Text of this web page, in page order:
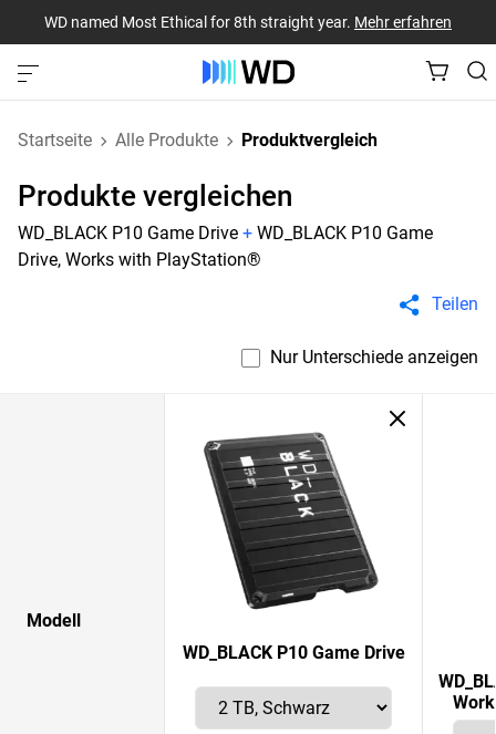
WD named Most Ethical for 8th straight year. Mehr erfahren
Startseite Alle Produkte Produktvergleich
Produkte vergleichen
WD_BLACK P10 Game Drive + WD_BLACK P10 Game
Drive, Works with PlayStation®
Teilen
Nur Unterschiede anzeigen
Modell
WD_BLACK P10 Game Drive